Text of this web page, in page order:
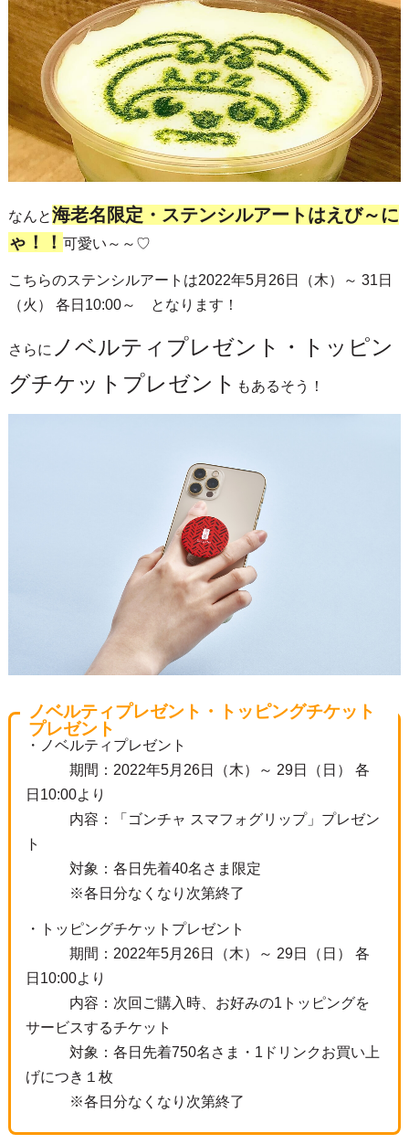
なんと海老名限定・ステンシルアートはえび～に
ゃ！！ 可愛い～～♡
こちらのステンシルアートは2022年5月26日（木）～ 31日
（火） 各日10:00～ となります！
さらに ノベルティプレゼント・トッピン
グチケットプレゼント もあるそう！
・ノベルティプレゼント
期間：2022年5月26日（木）～ 29日（日） 各
日10:00より
内容：「ゴンチャ スマフォグリップ」プレゼン
ト
対象：各日先着40名さま限定
※各日分なくなり次第終了
・トッピングチケットプレゼント
期間：2022年5月26日（木）～ 29日（日） 各
日10:00より
内容：次回ご購入時、お好みの1トッピングを
サービスするチケット
対象：各日先着750名さま・1ドリンクお買い上
げにつき１枚
※各日分なくなり次第終了
ノベルティプレゼント・トッピングチケット
プレゼント